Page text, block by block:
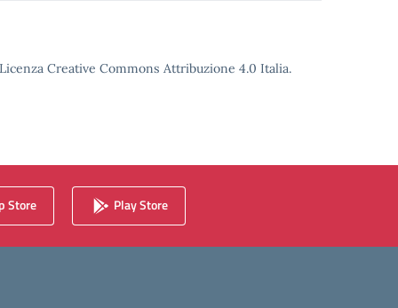
Creative Commons Attribuzione 4.0 Italia.
Store Play Store